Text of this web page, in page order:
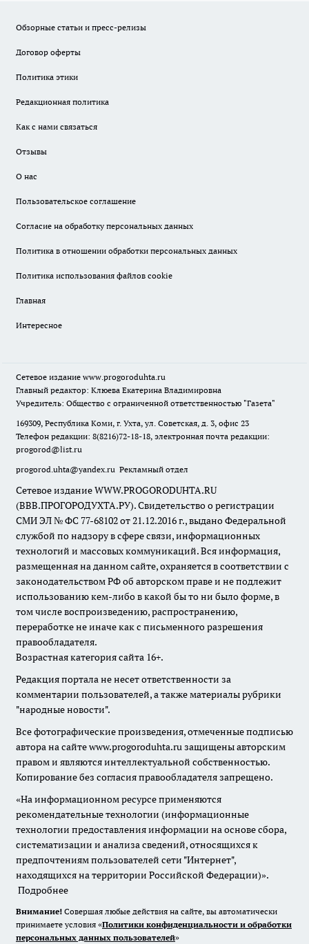
Обзорные статьи и пресс-релизы
Договор оферты
Политика этики
Редакционная политика
Как с нами связаться
Отзывы
О нас
Пользовательское соглашение
Согласие на обработку персональных данных
Политика в отношении обработки персональных данных
Политика использования файлов cookie
Главная
Интересное
Сетевое издание www.progoroduhta.ru
Главный редактор: Клюева Екатерина Владимировна
Учредитель: Общество с ограниченной ответственностью "Газета"
169309, Республика Коми, г. Ухта, ул. Советская, д. 3, офис 23
Телефон редакции: 8(8216)72-18-18, электронная почта редакции:
progorod@list.ru
progorod.uhta@yandex.ru Рекламный отдел
Сетевое издание WWW.PROGORODUHTA.RU
(ВВВ.ПРОГОРОДУХТА.РУ). Свидетельство о регистрации
СМИ ЭЛ № ФС 77-68102 от 21.12.2016 г., выдано Федеральной
службой по надзору в сфере связи, информационных
технологий и массовых коммуникаций. Вся информация,
размещенная на данном сайте, охраняется в соответствии с
законодательством РФ об авторском праве и не подлежит
использованию кем-либо в какой бы то ни было форме, в
том числе воспроизведению, распространению,
переработке не иначе как с письменного разрешения
правообладателя.
Возрастная категория сайта 16+.
Редакция портала не несет ответственности за
комментарии пользователей, а также материалы рубрики
"народные новости".
Все фотографические произведения, отмеченные подписью
автора на сайте www.progoroduhta.ru защищены авторским
правом и являются интеллектуальной собственностью.
Копирование без согласия правообладателя запрещено.
«На информационном ресурсе применяются
рекомендательные технологии (информационные
технологии предоставления информации на основе сбора,
систематизации и анализа сведений, относящихся к
предпочтениям пользователей сети "Интернет",
находящихся на территории Российской Федерации)».
Подробнее
Внимание! Совершая любые действия на сайте, вы автоматически
принимаете условия «Политики конфиденциальности и обработки
персональных данных пользователей»